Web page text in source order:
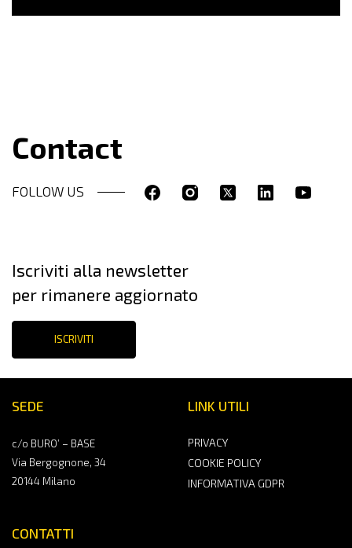
Contact
FOLLOW US
SEDE
c/o BURO’ – BASE
Via Bergognone, 34
20144 Milano
CONTATTI
LINK UTILI
PRIVACY
COOKIE POLICY
INFORMATIVA GDPR
Iscriviti alla newsletter
per rimanere aggiornato
ISCRIVITI